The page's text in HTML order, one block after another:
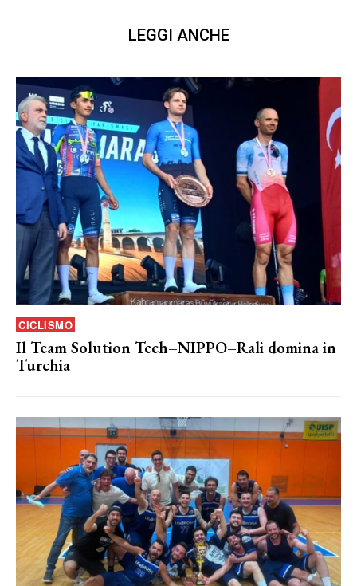
LEGGI ANCHE
CICLISMO
Il Team Solution Tech–NIPPO–Rali domina in
Turchia